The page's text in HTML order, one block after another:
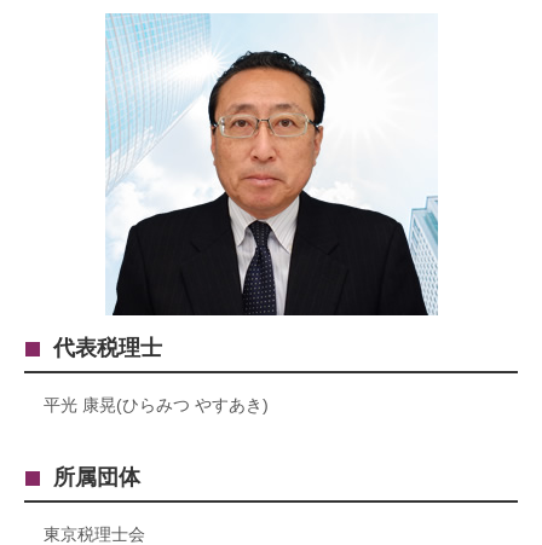
代表税理士
平光 康晃(ひらみつ やすあき)
所属団体
東京税理士会